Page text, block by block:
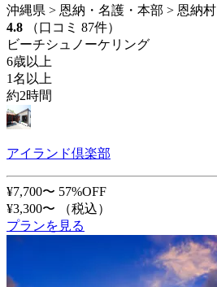
沖縄県 > 恩納・名護・本部 > 恩納村
4.8
（口コミ 87件）
ビーチシュノーケリング
6歳以上
1名以上
約2時間
アイランド倶楽部
¥7,700〜 57%OFF
¥3,300〜
（税込）
プランを見る